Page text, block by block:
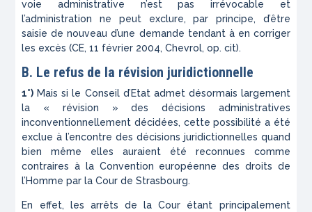
voie administrative n’est pas irrévocable et
l’administration ne peut exclure, par principe, d’être
saisie de nouveau d’une demande tendant à en corriger
les excès (CE, 11 février 2004,Chevrol,op. cit).
B. Le refus de la révision juridictionnelle
1°) Mais si le Conseil d’Etat admet désormais largement
la « révision » des décisions administratives
inconventionnellement décidées, cette possibilité a été
exclue à l’encontre des décisions juridictionnelles quand
bien même elles auraient été reconnues comme
contraires à la Convention européenne des droits de
l’Homme par la Cour de Strasbourg.
En effet, les arrêts de la Cour étant principalement